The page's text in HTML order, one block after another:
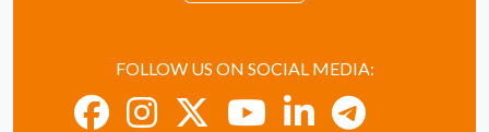
FOLLOW US ON SOCIAL MEDIA: